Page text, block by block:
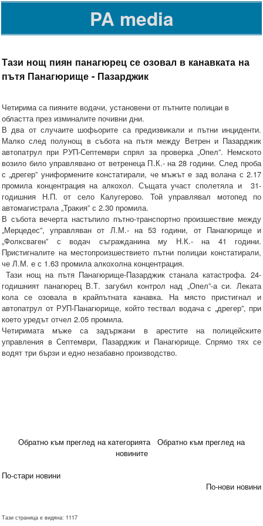
PA media
Тази нощ пиян панагюрец се озовал в канавката на
пътя Панагюрище - Пазарджик
Четирима са пияните водачи, установени от пътните полицаи в
областта през изминалите почивни дни.
В два от случаите шофьорите са предизвикали и пътни инциденти.
Малко след полунощ в събота на пътя между Ветрен и Пазарджик
автопатрул при РУП-Септември спрял за проверка „Опел”. Немското
возило било управлявано от ветренеца П.К.- на 28 години. След проба
с „дрегер” униформените констатирали, че мъжът е зад волана с 2.17
промила концентрация на алкохол. Същата участ сполетяла и 31-
годишния Н.П. от село Калугерово. Той управлявал мотопед по
автомагистрала „Тракия” с 2.30 промила.
В събота вечерта настъпило пътно-транспортно произшествие между
„Мерцедес”, управляван от Л.М.- на 53 години, от Панагюрище и
„Фолксваген” с водач съгражданина му Н.К.- на 41 години.
Пристигналите на местопроизшествието пътни полицаи констатирали,
че Л.М. е с 1.63 промила алкохолна концентрация.
Тази нощ на пътя Панагюрище-Пазарджик станала катастрофа. 24-
годишният панагюрец В.Т. загубил контрол над „Опел”-а си. Леката
кола се озовала в крайпътната канавка. На място пристигнал и
автопатрул от РУП-Панагюрище, който тествал водача с „дрегер”, при
което уредът отчел 2.05 промила.
Четиримата мъже са задържани в арестите на полицейските
управления в Септември, Пазарджик и Панагюрище. Спрямо тях се
водят три бързи и едно незабавно производство.
Обратно към преглед на категорията
Обратно към преглед на
новините
По-стари новини
По-нови новини
Тази страница е видяна: 1117